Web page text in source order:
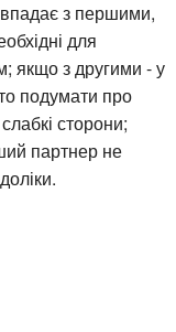
з першими,
для
якщо з другими - у
подумати про
сторони;
партнер не